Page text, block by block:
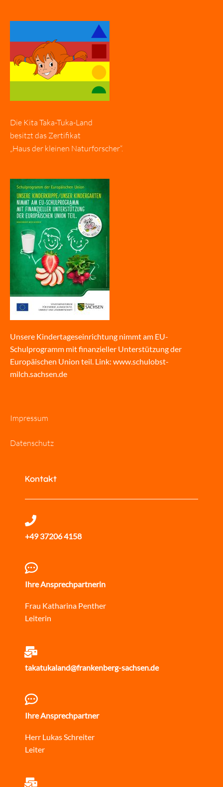
Die Kita Taka-Tuka-Land
besitzt das Zertifikat
„Haus der kleinen Naturforscher“.
Unsere Kindertageseinrichtung nimmt am EU-
Schulprogramm mit finanzieller Unterstützung der
Europäischen Union teil. Link: www.schulobst-
milch.sachsen.de
Impressum
Datenschutz
Kontakt
+49 37206 4158
Ihre Ansprechpartnerin
Frau Katharina Penther
Leiterin
takatukaland@frankenberg-sachsen.de
Ihre Ansprechpartner
Herr Lukas Schreiter
Leiter